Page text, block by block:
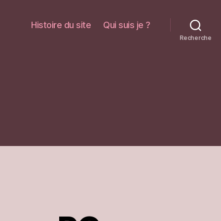
Histoire du site Qui suis je ?
Recherche